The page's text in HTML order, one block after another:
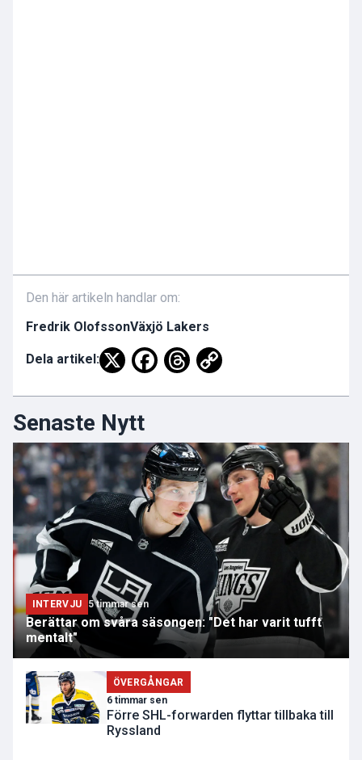
Den här artikeln handlar om:
Fredrik OlofssonVäxjö Lakers
Dela artikel:
Senaste Nytt
INTERVJU 5 timmar sen
Berättar om svåra säsongen: "Det har varit tufft
mentalt"
ÖVERGÅNGAR
6 timmar sen
Förre SHL-forwarden flyttar tillbaka till
Ryssland